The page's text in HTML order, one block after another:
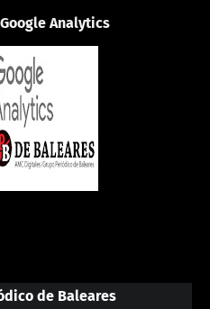
Analytics
de Baleares